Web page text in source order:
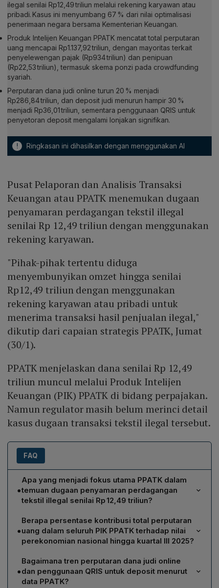
ilegal senilai Rp12,49 triliun melalui rekening karyawan atau
pribadi. Kasus ini menyumbang 67 % dari nilai optimalisasi
penerimaan negara bersama Kementerian Keuangan.
Produk Intelijen Keuangan PPATK mencatat total perputaran
uang mencapai Rp1.137,92 triliun, dengan mayoritas terkait
penyelewengan pajak (Rp934 triliun) dan penipuan
(Rp22,53 triliun), termasuk skema ponzi pada crowdfunding
syariah.
Perputaran dana judi online turun 20 % menjadi
Rp286,84 triliun, dan deposit judi menurun hampir 30 %
menjadi Rp36,01 triliun, sementara penggunaan QRIS untuk
penyetoran deposit mengalami lonjakan signifikan.
! Ringkasan ini dihasilkan dengan menggunakan AI
Pusat Pelaporan dan Analisis Transaksi
Keuangan atau PPATK menemukan dugaan
penyamaran perdagangan tekstil illegal
senilai Rp 12,49 triliun dengan menggunakan
rekening karyawan.
"Pihak-pihak tertentu diduga
menyembunyikan omzet hingga senilai
Rp12,49 triliun dengan menggunakan
rekening karyawan atau pribadi untuk
menerima transaksi hasil penjualan ilegal,"
dikutip dari capaian strategis PPATK, Jumat
(30/1).
PPATK menjelaskan dana senilai Rp 12,49
triliun muncul melalui Produk Intelijen
Keuangan (PIK) PPATK di bidang perpajakan.
Namun regulator masih belum merinci detail
kasus dugaan transaksi tekstil ilegal tersebut.
FAQ
•
Apa yang menjadi fokus utama PPATK dalam
temuan dugaan penyamaran perdagangan
tekstil illegal senilai Rp 12,49 triliun?
PPATK menyoroti bahwa pihak‑pihak tertentu
menyembunyikan omzet sebesar Rp 12,49 triliun melalui
rekening karyawan atau pribadi untuk menampung hasil
penjualan tekstil ilegal. Dana tersebut teridentifikasi
lewat Produk Intelijen Keuangan (PIK) di bidang
perpajakan dan menyumbang 67 % dari nilai
optimalisasi penerimaan negara yang diperkirakan
•
Berapa persentase kontribusi total perputaran
uang dalam seluruh PIK PPATK terhadap nilai
perekonomian nasional hingga kuartal III 2025?
Menurut laporan PPATK, total perputaran uang dalam
semua PIK mencapai Rp 1.137,92 triliun, yang setara
dengan 18,77 % dari nilai perekonomian nasional yang
•
Bagaimana tren perputaran dana judi online
dan penggunaan QRIS untuk deposit menurut
data PPATK?